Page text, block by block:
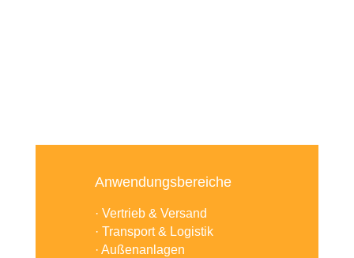
Anwendungsbereiche
· Vertrieb & Versand
· Transport & Logistik
· Außenanlagen